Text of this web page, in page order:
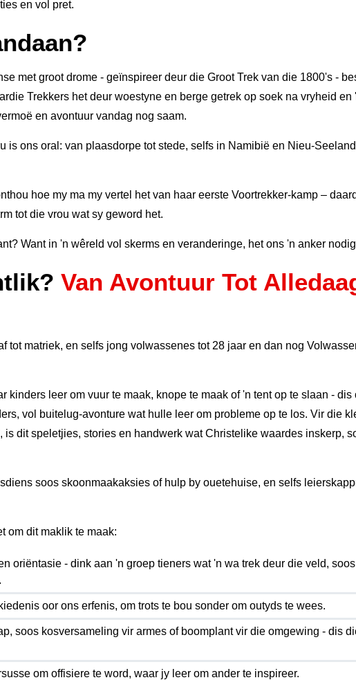
en vol pret.
met groot drome - geïnspireer deur die Groot Trek van die 1800's -
Trekkers het deur woestyne en berge getrek op soek na vryheid en
en avontuur vandag nog saam.
is ons oral: van plaasdorpe tot stede, selfs in Namibië en Nieu-
hoe my ma my vertel het van haar eerste Voortrekker-kamp –
tot die vrou wat sy geword het.
Want in 'n wêreld vol skerms en veranderinge, het ons 'n anker
Van Avontuur Tot
tot matriek, en selfs jong volwassenes tot 28 jaar en dan nog
kinders leer om vuur te maak, knope te maak of 'n tent op te slaan - dis
vol buitelug-avonture wat hulle leer om probleme op te los. Vir die
is dit speletjies, stories en handwerk wat Christelike waardes inskerp,
soos skoonmaakaksies of hulp by ouetehuise, en selfs
om dit maklik te maak:
oriëntasie - dink aan 'n groep tieners wat 'n wa trek deur die veld,
oor ons erfenis, om trots te bou sonder om outyds te wees.
soos kosversameling vir armes of boomplant vir die omgewing - dis
om offisiere te word, waar jy leer om ander te inspireer.